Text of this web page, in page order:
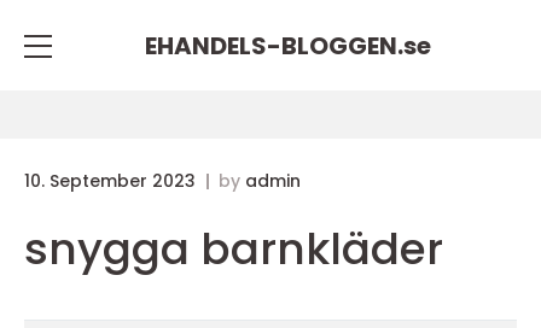
EHANDELS-BLOGGEN.se
10. September 2023 by admin
snygga barnkläder